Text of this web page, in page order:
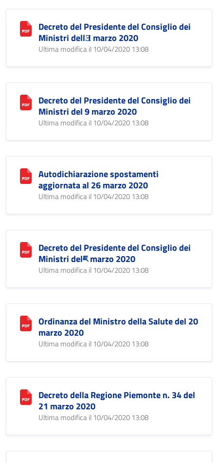
Decreto del Presidente del Consiglio dei
Ministri dellƎ marzo 2020
Ultima modifica il 10/04/2020 13:08
Decreto del Presidente del Consiglio dei
Ministri del 9 marzo 2020
Ultima modifica il 10/04/2020 13:08
Autodichiarazione spostamenti
aggiornata al 26 marzo 2020
Ultima modifica il 10/04/2020 13:08
Decreto del Presidente del Consiglio dei
Ministri delཇ marzo 2020
Ultima modifica il 10/04/2020 13:08
Ordinanza del Ministro della Salute del 20
marzo 2020
Ultima modifica il 10/04/2020 13:08
Decreto della Regione Piemonte n. 34 del
21 marzo 2020
Ultima modifica il 10/04/2020 13:08